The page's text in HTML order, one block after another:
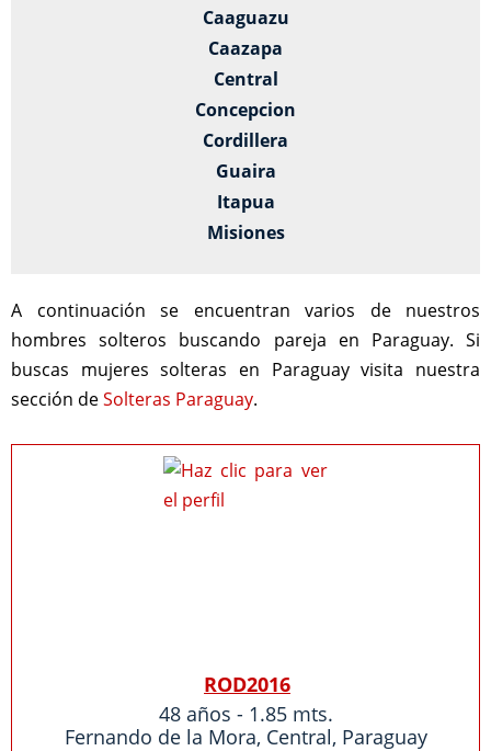
Caaguazu
Caazapa
Central
Concepcion
Cordillera
Guaira
Itapua
Misiones
A continuación se encuentran varios de nuestros
hombres solteros buscando pareja en Paraguay. Si
buscas mujeres solteras en Paraguay visita nuestra
sección deSolteras Paraguay.
ROD2016
48 años - 1.85 mts.
Fernando de la Mora, Central, Paraguay